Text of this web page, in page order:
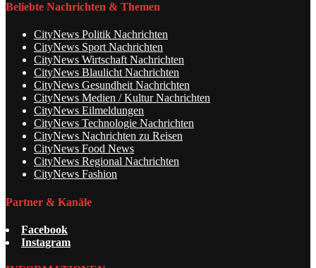
Beliebte Nachrichten & Themen
CityNews Politik Nachrichten
CityNews Sport Nachrichten
CityNews Wirtschaft Nachrichten
CityNews Blaulicht Nachrichten
CityNews Gesundheit Nachrichten
CityNews Medien / Kultur Nachrichten
CityNews Eilmeldungen
CityNews Technologie Nachrichten
CityNews Nachrichten zu Reisen
CityNews Food News
CityNews Regional Nachrichten
CityNews Fashion
Partner & Kanäle
Facebook
Instagram